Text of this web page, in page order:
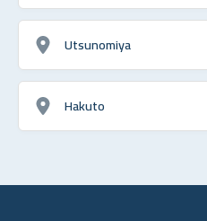
Utsunomiya
Hakuto